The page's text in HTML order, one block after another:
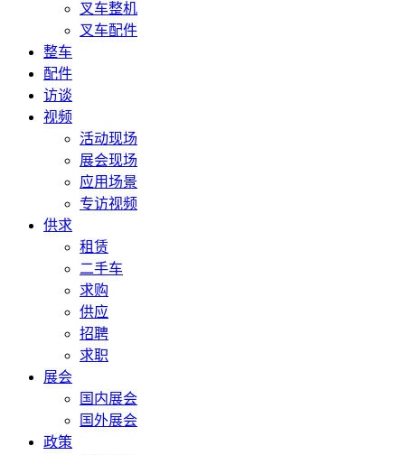
叉车整机
叉车配件
整车
配件
访谈
视频
活动现场
展会现场
应用场景
专访视频
供求
租赁
二手车
求购
供应
招聘
求职
展会
国内展会
国外展会
政策